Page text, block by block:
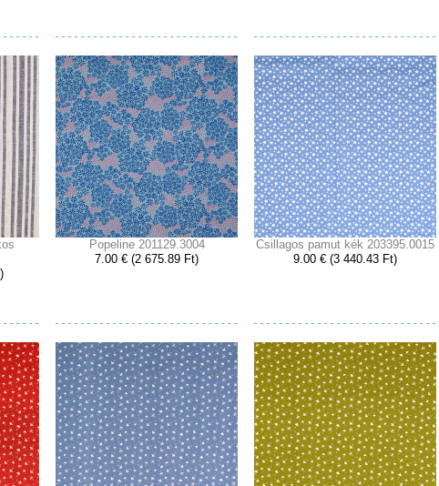
Popeline 201129.3004
7.00 € (2 675.89 Ft)
Csillagos pamut kék 203395.0015
9.00 € (3 440.43 Ft)